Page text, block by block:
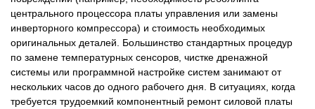
центрального процессора платы управления или замены
инверторного компрессора) и стоимость необходимых
оригинальных деталей. Большинство стандартных процедур
по замене температурных сенсоров, чистке дренажной
системы или программной настройке систем занимают от
нескольких часов до одного рабочего дня. В ситуациях, когда
требуется трудоемкий компонентный ремонт силовой платы